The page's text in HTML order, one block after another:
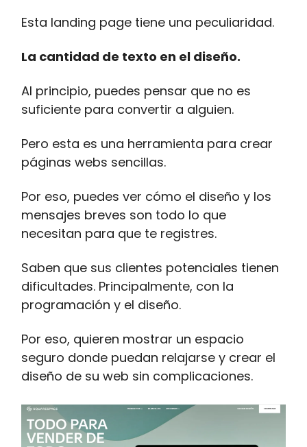
Esta landing page tiene una peculiaridad.
La cantidad de texto en el diseño.
Al principio, puedes pensar que no es
suficiente para convertir a alguien.
Pero esta es una herramienta para crear
páginas webs sencillas.
Por eso, puedes ver cómo el diseño y los
mensajes breves son todo lo que
necesitan para que te registres.
Saben que sus clientes potenciales tienen
dificultades. Principalmente, con la
programación y el diseño.
Por eso, quieren mostrar un espacio
seguro donde puedan relajarse y crear el
diseño de su web sin complicaciones.